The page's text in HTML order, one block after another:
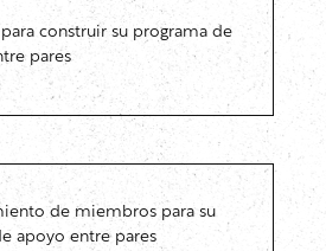
para construir su programa de
pares
de miembros para su
apoyo entre pares